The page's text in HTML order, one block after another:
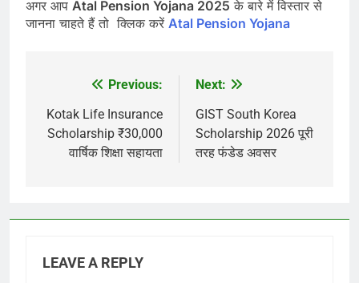
अगर आप Atal Pension Yojana 2025 के बारे में विस्तार से
जानना चाहते हैं तो क्लिक करें Atal Pension Yojana
navigation
Previous:
Kotak Life Insurance
Scholarship ₹30,000
वार्षिक शिक्षा सहायता
Next:
GIST South Korea
Scholarship 2026 पूरी
तरह फंडेड अवसर
LEAVE A REPLY